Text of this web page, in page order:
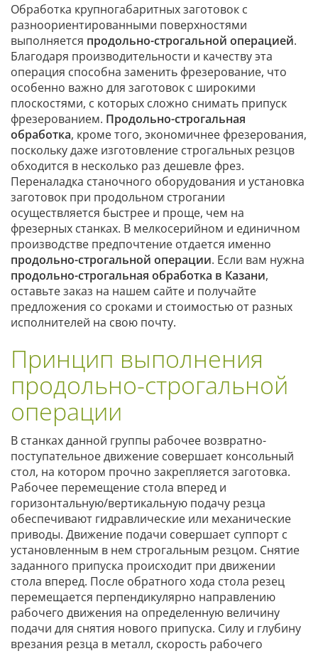
Обработка крупногабаритных заготовок с
разноориентированными поверхностями
выполняется продольно-строгальной операцией.
Благодаря производительности и качеству эта
операция способна заменить фрезерование, что
особенно важно для заготовок с широкими
плоскостями, с которых сложно снимать припуск
фрезерованием. Продольно-строгальная
обработка, кроме того, экономичнее фрезерования,
поскольку даже изготовление строгальных резцов
обходится в несколько раз дешевле фрез.
Переналадка станочного оборудования и установка
заготовок при продольном строгании
осуществляется быстрее и проще, чем на
фрезерных станках. В мелкосерийном и единичном
производстве предпочтение отдается именно
продольно-строгальной операции. Если вам нужна
продольно-строгальная обработка в Казани,
оставьте заказ на нашем сайте и получайте
предложения со сроками и стоимостью от разных
исполнителей на свою почту.
Принцип выполнения
продольно-строгальной
операции
В станках данной группы рабочее возвратно-
поступательное движение совершает консольный
стол, на котором прочно закрепляется заготовка.
Рабочее перемещение стола вперед и
горизонтальную/вертикальную подачу резца
обеспечивают гидравлические или механические
приводы. Движение подачи совершает суппорт с
установленным в нем строгальным резцом. Снятие
заданного припуска происходит при движении
стола вперед. После обратного хода стола резец
перемещается перпендикулярно направлению
рабочего движения на определенную величину
подачи для снятия нового припуска. Силу и глубину
врезания резца в металл, скорость рабочего